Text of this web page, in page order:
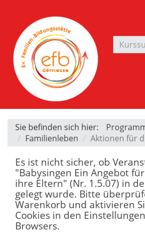
Sie befinden sich hier:
Familienleben
Aktionen für
Es ist nicht sicher, ob
"Babysingen Ein Angebot
ihre Eltern" (Nr. 1.5.07) in
gelegt wurde. Bitte
Warenkorb und aktivieren
Cookies in den
Browsers.